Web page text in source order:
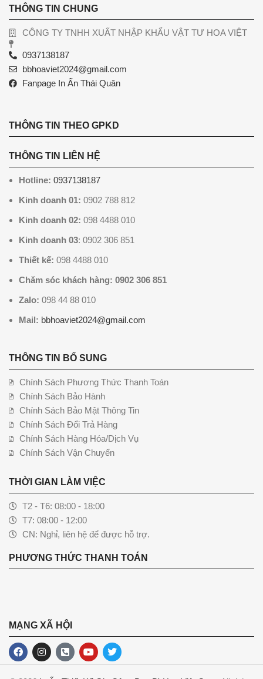
THÔNG TIN CHUNG
CÔNG TY TNHH XUẤT NHẬP KHẨU VẬT TƯ HOA VIỆT
0937138187
bbhoaviet2024@gmail.com
Fanpage In Ấn Thái Quân
THÔNG TIN THEO GPKD
THÔNG TIN LIÊN HỆ
Hotline: 0937138187
Kinh doanh 01: 0902 788 812
Kinh doanh 02: 098 4488 010
Kinh doanh 03: 0902 306 851
Thiết kế: 098 4488 010
Chăm sóc khách hàng: 0902 306 851
Zalo: 098 44 88 010
Mail: bbhoaviet2024@gmail.com
THÔNG TIN BỔ SUNG
Chính Sách Phương Thức Thanh Toán
Chính Sách Bảo Hành
Chính Sách Bảo Mật Thông Tin
Chính Sách Đổi Trả Hàng
Chính Sách Hàng Hóa/Dịch Vụ
Chính Sách Vận Chuyển
THỜI GIAN LÀM VIỆC
T2 - T6: 08:00 - 18:00
T7: 08:00 - 12:00
CN: Nghỉ, liên hệ để được hỗ trợ.
PHƯƠNG THỨC THANH TOÁN
MẠNG XÃ HỘI